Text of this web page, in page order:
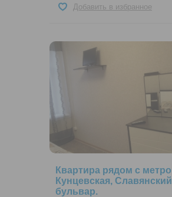
Добавить в избранное
Квартира рядом с метро
Кунцевская, Славянский
бульвар.